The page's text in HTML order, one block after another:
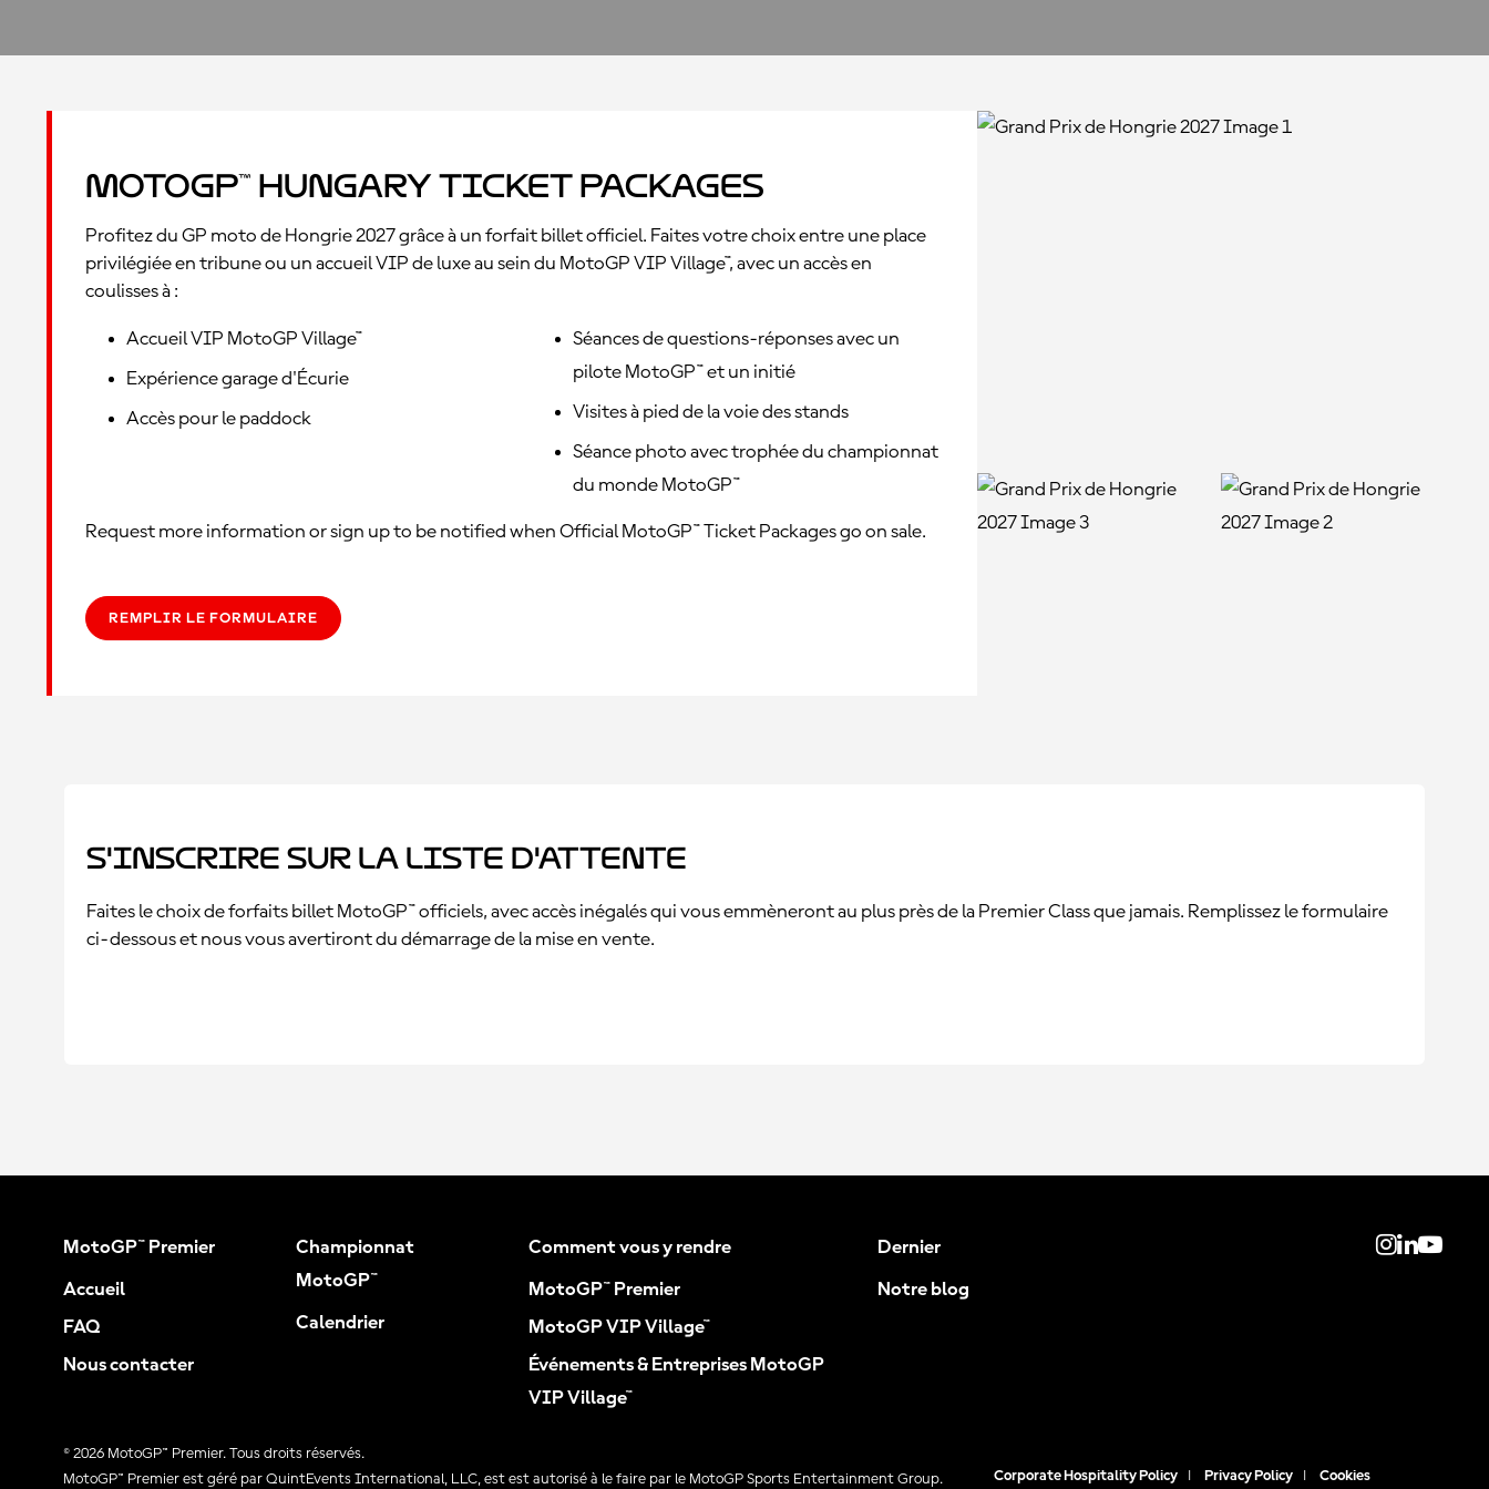
MotoGP™ Hungary Ticket Packages
Profitez du GP moto de Hongrie 2027 grâce à un forfait billet officiel. Faites votre choix entre une place
privilégiée en tribune ou un accueil VIP de luxe au sein du MotoGP VIP Village™, avec un accès en
coulisses à :
Accueil VIP MotoGP Village™
Expérience garage d'Écurie
Accès pour le paddock
Séances de questions-réponses avec un
pilote MotoGP™ et un initié
Visites à pied de la voie des stands
Séance photo avec trophée du championnat
du monde MotoGP™
Request more information or sign up to be notified when Official MotoGP™ Ticket Packages go on sale.
REMPLIR LE FORMULAIRE
S'inscrire sur la liste d'attente
Faites le choix de forfaits billet MotoGP™ officiels, avec accès inégalés qui vous emmèneront au plus près de la Premier Class que jamais. Remplissez le formulaire
ci-dessous et nous vous avertiront du démarrage de la mise en vente.
MotoGP™ Premier
Accueil
FAQ
Nous contacter
Championnat
MotoGP™
Calendrier
Comment vous y rendre
MotoGP™ Premier
MotoGP VIP Village™
Événements & Entreprises MotoGP
VIP Village™
Dernier
Notre blog
© 2026 MotoGP™ Premier. Tous droits réservés.
MotoGP™ Premier est géré par QuintEvents International, LLC, est est autorisé à le faire par le MotoGP Sports Entertainment Group.
Corporate Hospitality Policy Privacy Policy Cookies